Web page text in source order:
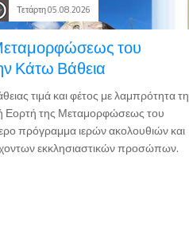
Τετάρτη 05.08.2026
του
Κάτω Βάθεια
τιμά και φέτος με λαμπρότητα
Εορτή της Μεταμορφώσεως του
πρόγραμμα ιερών ακολουθιών και
εκκλησιαστικών προσώπων.